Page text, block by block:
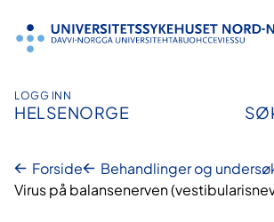
innhold
LOGG INN
HELSENORGE
Forside
Behandlinger og
Virus på balansenerven